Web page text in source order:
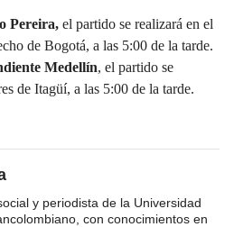
Pereira, el partido se realizará en el
de Bogotá, a las 5:00 de la tarde.
Medellín, el partido se
de Itagüí, a las 5:00 de la tarde.
y periodista de la Universidad
con conocimientos en